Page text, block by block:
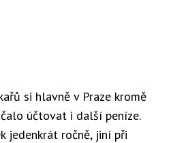
si hlavně v Praze kromě
účtovat i další peníze.
jedenkrát ročně, jiní při